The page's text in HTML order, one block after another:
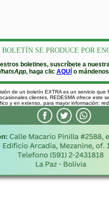
BOLETÍN SE PRODUCE POR
boletines, suscríbete a
, haga clic AQUÍ o
de un boletín EXTRA es un servicio
clientes, REDESMA ofrece este
y en extenso, para mayor información: